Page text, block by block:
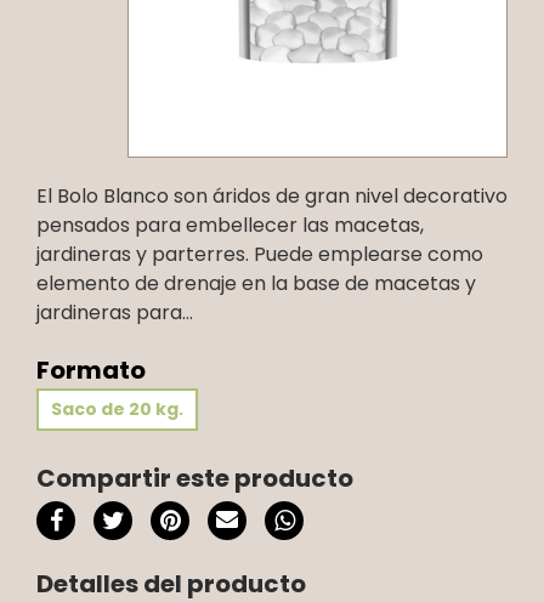
El Bolo Blanco son áridos de gran nivel decorativo
pensados para embellecer las macetas,
jardineras y parterres. Puede emplearse como
elemento de drenaje en la base de macetas y
jardineras para...
Formato
Saco de 20 kg.
Compartir este producto
Detalles del producto